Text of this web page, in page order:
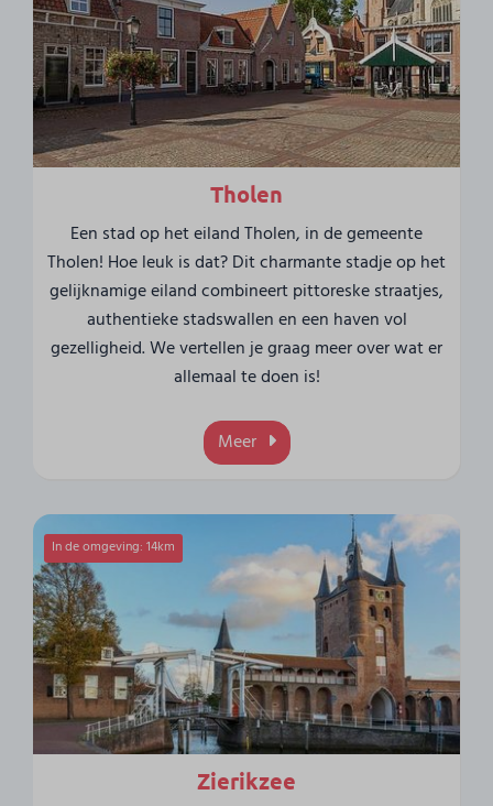
Tholen
Een stad op het eiland Tholen, in de gemeente
Tholen! Hoe leuk is dat? Dit charmante stadje op het
gelijknamige eiland combineert pittoreske straatjes,
authentieke stadswallen en een haven vol
gezelligheid. We vertellen je graag meer over wat er
allemaal te doen is!
Meer
In de omgeving: 14km
Zierikzee